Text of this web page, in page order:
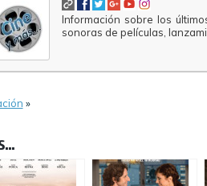
Información sobre los
sonoras de películas,
»